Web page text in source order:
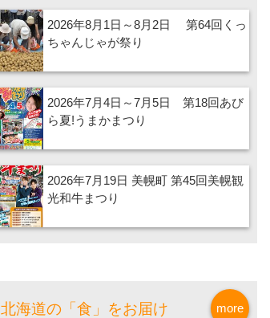
2026年8月1日～8月2日 第64回くっ
ちゃんじゃが祭り
2026年7月4日～7月5日 第18回あび
ら夏!うまかまつり
2026年7月19日 美幌町 第45回美幌観
光和牛まつり
more
北海道の「食」をお届け